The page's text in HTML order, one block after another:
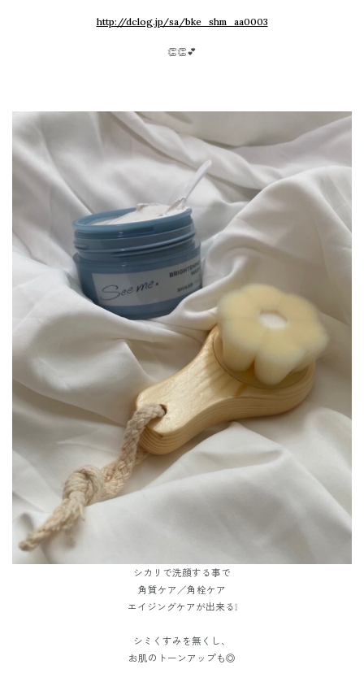
http://dclog.jp/sa/bke_shm_aa0003
👏👏💕
シカリで洗顔する事で
角質ケア／角栓ケア
エイジングケアが出来る❕
シミくすみを無くし、
お肌のトーンアップも◎